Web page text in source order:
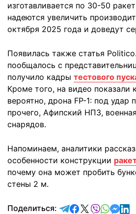
изготавливается по 30-50
надеются увеличить
октября 2025 года и доведут
Появилась также статья
пообщалось с
получило кадры тестового
Кроме того, на видео показали
вероятно, дрона FP-1: под удар
прочего, Афипский НПЗ,
снарядов.
Напоминаем, аналитики
особенности конструкции
почему она может пробить
стены 2 м.
Поделиться: отправить в
поделиться в
поделиться